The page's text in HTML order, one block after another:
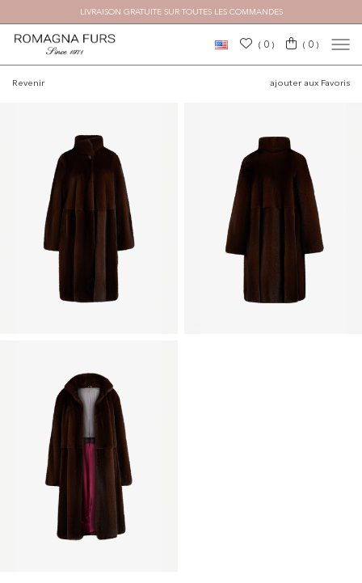
LIVRAISON GRATUITE SUR TOUTES LES COMMANDES
( 0) ( 0 )
Revenir ajouter aux Favoris